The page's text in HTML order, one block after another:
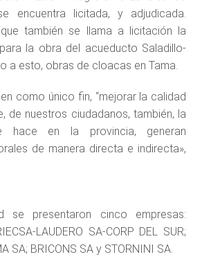
encuentra licitada, y adjudicada.
también se llama a licitación la
la obra del acueducto Saladillo-
a esto, obras de cloacas en Tama.
como único fin, “mejorar la calidad
de nuestros ciudadanos, también, la
hace en la provincia, generan
de manera directa e indirecta»,
se presentaron cinco empresas:
LAUDERO SA-CORP DEL SUR;
SA; BRICONS SA y STORNINI SA.